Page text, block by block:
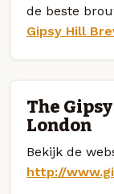
de beste
Gipsy Hill
The
London
Bekijk de
http://